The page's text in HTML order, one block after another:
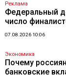
Реклама
Федеральный
число
07.08.2026 10:06
Экономика
Почему
банковские